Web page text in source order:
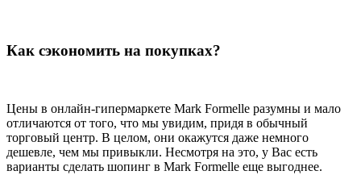
Как сэкономить на покупках?
Цены в онлайн-гипермаркете Mark Formelle разумны и мало
отличаются от того, что мы увидим, придя в обычный
торговый центр. В целом, они окажутся даже немного
дешевле, чем мы привыкли. Несмотря на это, у Вас есть
варианты сделать шопинг в Mark Formelle еще выгоднее.